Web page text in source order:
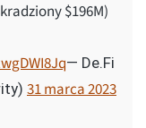
$196M)
— De.Fi
31 marca 2023